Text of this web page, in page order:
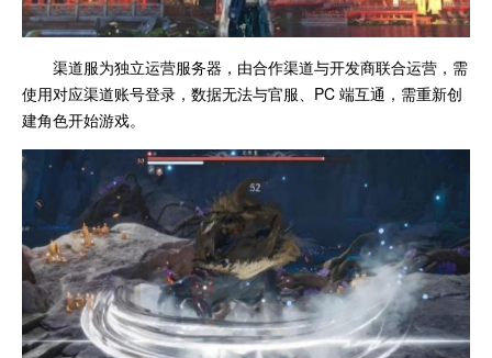
渠道服为独立运营服务器，由合作渠道与开发商联合运营，需
使用对应渠道账号登录，数据无法与官服、PC 端互通，需重新创
建角色开始游戏。